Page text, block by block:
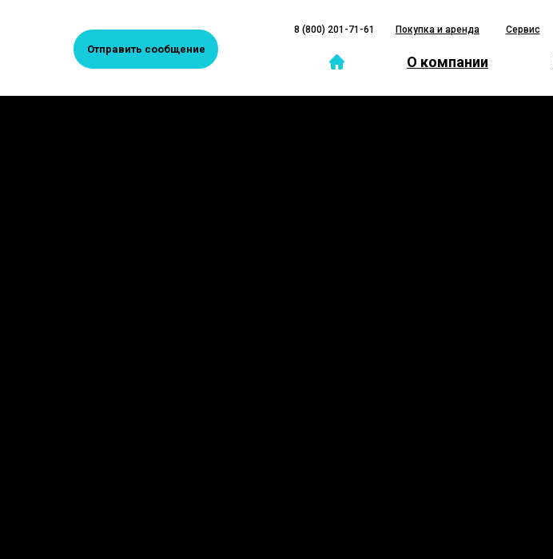
Сервис
8 (800) 201-71-61
Отправить сообщение
О компании
Покупка и аренда